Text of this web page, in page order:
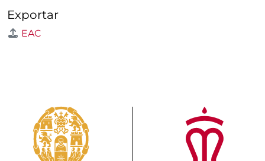
Exportar
EAC